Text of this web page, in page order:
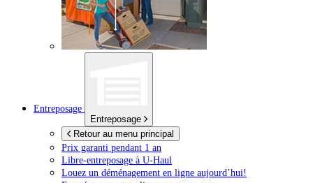
Entreposage
Entreposage
Retour au menu principal
Prix garanti pendant 1 an
Libre-entreposage à U-Haul
Louez un déménagement en ligne aujourd’hui!